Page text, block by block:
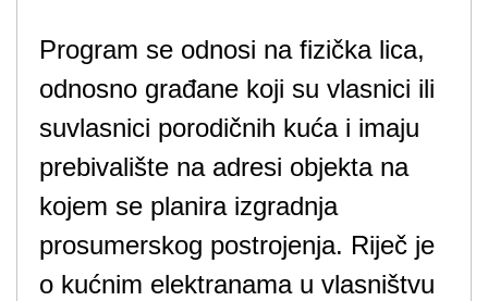
Program se odnosi na fizička lica,
odnosno građane koji su vlasnici ili
suvlasnici porodičnih kuća i imaju
prebivalište na adresi objekta na
kojem se planira izgradnja
prosumerskog postrojenja. Riječ je
o kućnim elektranama u vlasništvu